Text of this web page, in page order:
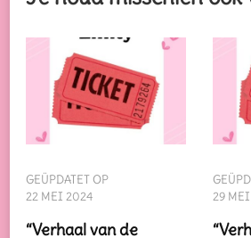
GEÜPDATET OP
22 MEI 2024
“Verhaal van de
29